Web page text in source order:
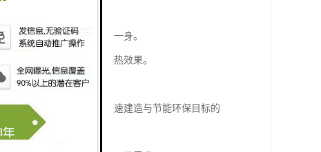
蚀、施工便捷等优点于一身。
有效提升楼层的隔音与隔热效果。
和承载能力，成为实现快速建造与节能环保目标的